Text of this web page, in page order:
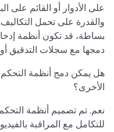
على الأدوار أو القائم على
والقدرة على تحمل
بساطة، قد تكون أنظمة
دمجها مع سجلات التدقيق
هل يمكن دمج أنظمة
الأخرى؟
للتكامل مع المراقبة